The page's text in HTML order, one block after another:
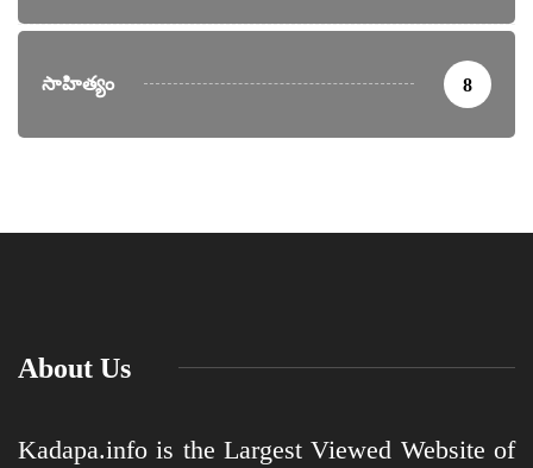
సాహిత్యం 8
About Us
Kadapa.info is the Largest Viewed Website of